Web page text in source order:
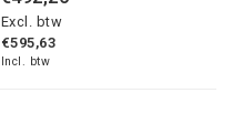
Excl. btw
€595,63
Incl. btw